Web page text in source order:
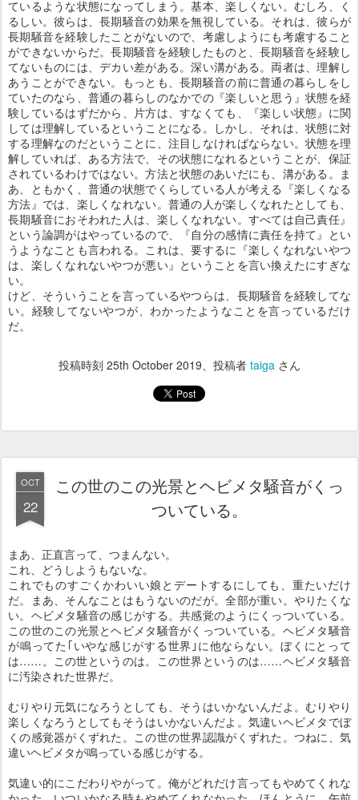
ているような状態になってしまう。基本、楽しくない。むしろ、く
るしい。彼らは、長期騒音の効果を無視している。それは、彼らが
長期騒音を経験したことがないので、考慮しようにも考慮すること
ができないからだ。長期騒音を経験したものと、長期騒音を経験し
てないものには、デカい差がある。深い溝がある。両者は、理解し
あうことができない。もっとも、長期騒音の前に普通の暮らしをし
ていたのなら、普通の暮らしのなかでの『楽しいと思う』状態を経
験しているはずだから、片方は、すなくても、『楽しい状態』に関
しては理解しているということになる。しかし、それは、状態に対
する理解なのだということに、注目しなければならない。状態を理
解していれば、ある方法で、その状態になれるということが、保証
されているわけではない。方法と状態のあいだにも、溝がある。ま
あ、ともかく、普通の状態でくらしている人が考える『楽しくなる
方法』では、楽しくなれない。普通の人が楽しくなれたとしても、
長期騒音におそわれた人は、楽しくなれない。すべては自己責任』
という論調がはやっているので、『自分の感情に責任を持て』とい
うようなことも言われる。これは、要するに『楽しくなれないやつ
は、楽しくなれないやつが悪い』ということを言い換えたにすぎな
い。
けど、そういうことを言っているやつらは、長期騒音を経験してな
い。経験してないやつが、わかったようなことを言っているだけ
だ。
投稿時刻 25th October 2019、投稿者 taiga さん
OCT
22
この世のこの光景とヘビメタ騒音がくっ
ついている。
まあ、正直言って、つまんない。
これ、どうしようもないな。
これでものすごくかわいい娘とデートするにしても、重たいだけ
だ。まあ、そんなことはもうないのだが。全部が重い。やりたくな
い。ヘビメタ騒音の感じがする。共感覚のようにくっついている。
この世のこの光景とヘビメタ騒音がくっついている。ヘビメタ騒音
が鳴ってた｢いやな感じがする世界｣に他ならない。ぼくにとって
は……。この世というのは。この世界というのは……ヘビメタ騒音
に汚染された世界だ。
むりやり元気になろうとしても、そうはいかないんだよ。むりやり
楽しくなろうとしてもそうはいかないんだよ。気違いヘビメタでぼ
くの感覚器がくずれた。この世の世界認識がくずれた。つねに、気
違いヘビメタが鳴っている感じがする。
気違い的にこだわりやがって。俺がどれだけ言ってもやめてくれな